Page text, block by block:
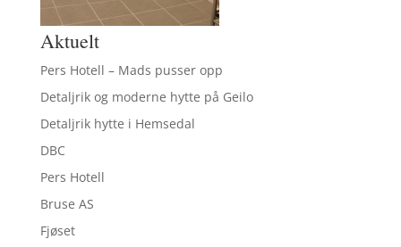
Aktuelt
Pers Hotell – Mads pusser opp
Detaljrik og moderne hytte på Geilo
Detaljrik hytte i Hemsedal
DBC
Pers Hotell
Bruse AS
Fjøset